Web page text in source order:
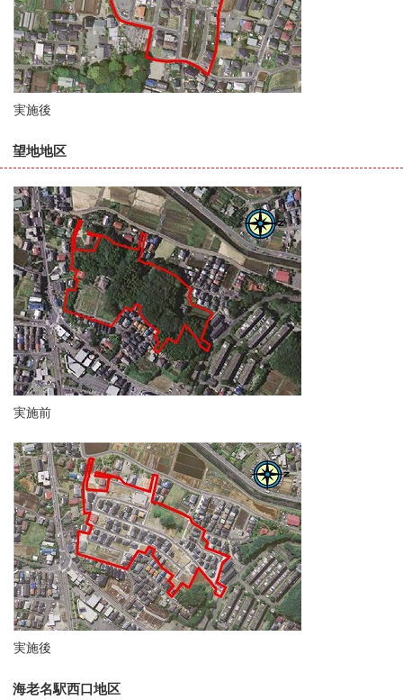
実施後
望地地区
実施前
実施後
海老名駅西口地区